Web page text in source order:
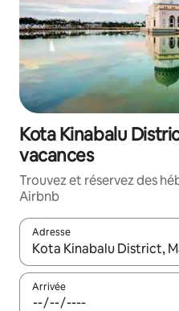
Kota Kinabalu
vacances
Trouvez et réservez des
Airbnb
Adresse
Lorsque les résultats
Arrivée